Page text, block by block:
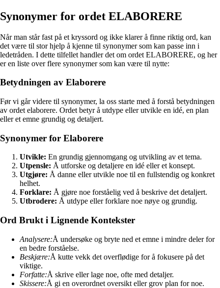
Synonymer for ordet ELABORERE
Når man står fast på et kryssord og ikke klarer å finne riktig ord, kan
det være til stor hjelp å kjenne til synonymer som kan passe inn i
ledetråden. I dette tilfellet handler det om ordet ELABORERE, og her
er en liste over flere synonymer som kan være til nytte:
Betydningen av Elaborere
Før vi går videre til synonymer, la oss starte med å forstå betydningen
av ordet elaborere. Ordet betyr å utdype eller utvikle en idé, en plan
eller et emne grundig og detaljert.
Synonymer for Elaborere
Utvikle: En grundig gjennomgang og utvikling av et tema.
Utpensle: Å utforske og detaljere en idé eller et konsept.
Utgjøre: Å danne eller utvikle noe til en fullstendig og konkret
helhet.
Forklare: Å gjøre noe forståelig ved å beskrive det detaljert.
Utbrodere: Å utdype eller forklare noe nøye og grundig.
Ord Brukt i Lignende Kontekster
Analysere:Å undersøke og bryte ned et emne i mindre deler for
en bedre forståelse.
Beskjære:Å kutte vekk det overflødige for å fokusere på det
viktige.
Forfatte:Å skrive eller lage noe, ofte med detaljer.
Skissere:Å gi en overordnet oversikt eller grov plan for noe.